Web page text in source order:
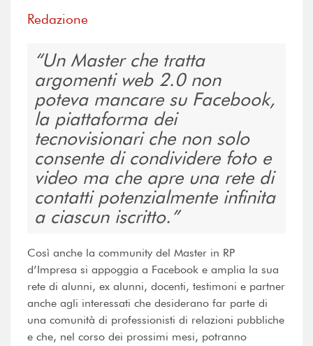
Redazione
Un Master che tratta
argomenti web 2.0 non
poteva mancare su Facebook,
la piattaforma dei
tecnovisionari che non solo
consente di condividere foto e
video ma che apre una rete di
contatti potenzialmente infinita
a ciascun iscritto.
Così anche la community del Master in RP
d’Impresa si appoggia a Facebook e amplia la sua
rete di alunni, ex alunni, docenti, testimoni e partner
anche agli interessati che desiderano far parte di
una comunità di professionisti di relazioni pubbliche
e che, nel corso dei prossimi mesi, potranno